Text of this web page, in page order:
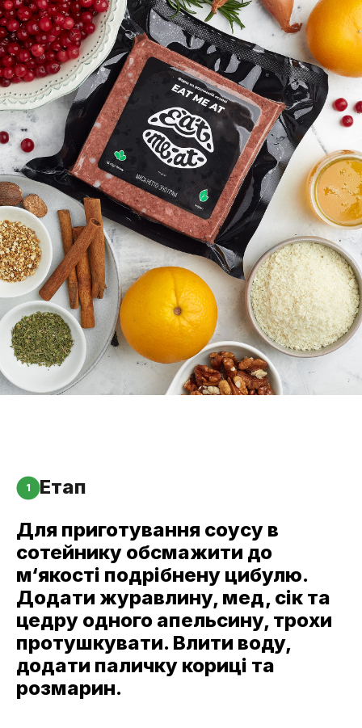
1
Етап
Для приготування соусу в
сотейнику обсмажити до
м‘якості подрібнену цибулю.
Додати журавлину, мед, сік та
цедру одного апельсину, трохи
протушкувати. Влити воду,
додати паличку кориці та
розмарин.